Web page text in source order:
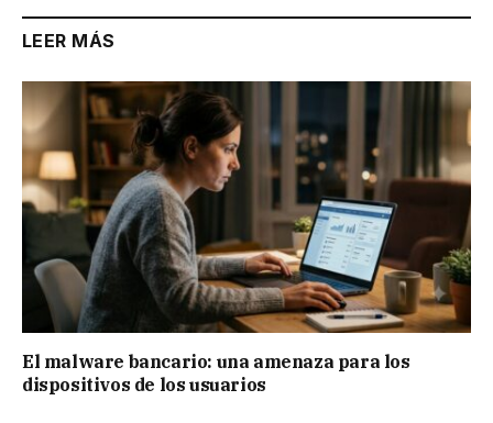
LEER MÁS
El malware bancario: una amenaza para los
dispositivos de los usuarios